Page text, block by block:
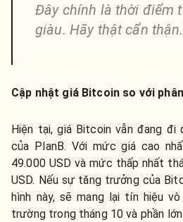
Đây chính là thời điểm
giàu. Hãy thật cẩn
Cập nhật giá Bitcoin so với
Hiện tại, giá Bitcoin vẫn đang đi
của PlanB. Với mức giá cao
49.000 USD và mức thấp nhất
USD. Nếu sự tăng trưởng của
hình này, sẽ mang lại tín hiệu
trường trong tháng 10 và phần